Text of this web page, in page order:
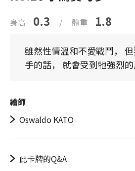
身高 0.3 / 體重 1.8
雖然性情溫和不愛戰鬥，
手的話， 就會受到牠強烈的
繪師
Oswaldo KATO
此卡牌的Q&A